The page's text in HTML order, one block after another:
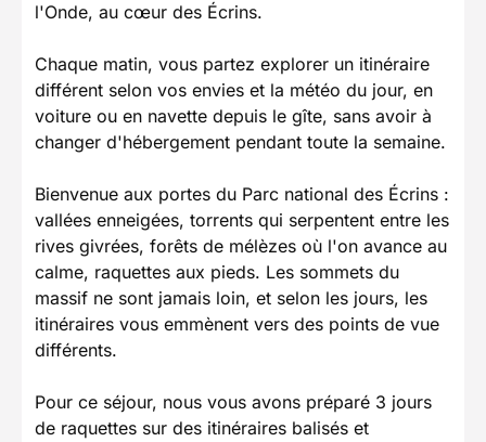
l'Onde, au cœur des Écrins.
Chaque matin, vous partez explorer un itinéraire
différent selon vos envies et la météo du jour, en
voiture ou en navette depuis le gîte, sans avoir à
changer d'hébergement pendant toute la semaine.
Bienvenue aux portes du Parc national des Écrins :
vallées enneigées, torrents qui serpentent entre les
rives givrées, forêts de mélèzes où l'on avance au
calme, raquettes aux pieds. Les sommets du
massif ne sont jamais loin, et selon les jours, les
itinéraires vous emmènent vers des points de vue
différents.
Pour ce séjour, nous vous avons préparé 3 jours
de raquettes sur des itinéraires balisés et